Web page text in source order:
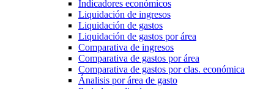
Indicadores económicos
Liquidación de ingresos
Liquidación de gastos
Liquidación de gastos por área
Comparativa de ingresos
Comparativa de gastos por área
Comparativa de gastos por clas. económica
Ánalisis por área de gasto